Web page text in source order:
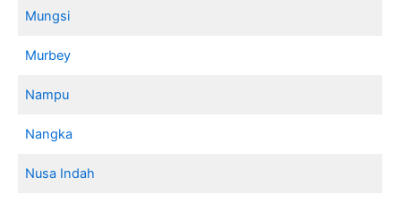
Mungsi
Murbey
Nampu
Nangka
Nusa Indah